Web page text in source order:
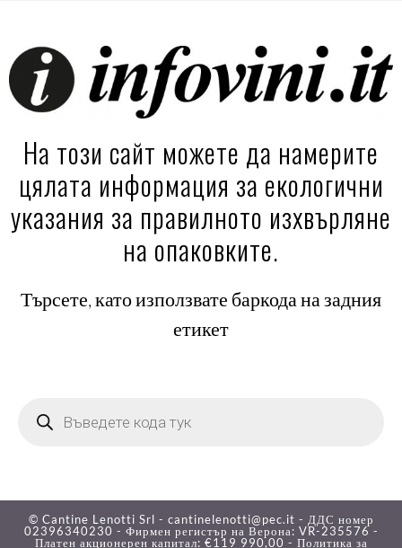
На този сайт можете да намерите
цялата информация за екологични
указания за правилното изхвърляне
на опаковките.
Търсете, като използвате баркода на задния
етикет
© Cantine Lenotti Srl - cantinelenotti@pec.it - ДДС номер
02396340230 - Фирмен регистър на Верона: VR-235576 -
Платен акционерен капитал: €119 990,00 - Политика за